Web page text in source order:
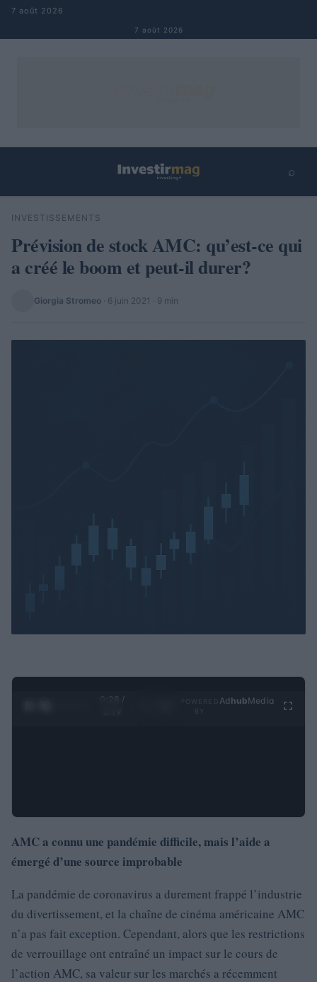
Aller au contenu
7 août 2026
7 août 2026
⌕
Rechercher
INVESTISSEMENTS
Prévision de stock AMC: qu’est-ce qui
a créé le boom et peut-il durer?
Giorgia Stromeo · 6 juin 2021 · 9 min
0:30 /
Ad hubMedia
AMC a connu une pandémie difficile, mais l’aide a
émergé d’une source improbable
La pandémie de coronavirus a durement frappé l’industrie
du divertissement, et la chaîne de cinéma américaine AMC
n’a pas fait exception. Cependant, alors que les restrictions
de verrouillage ont entraîné un impact sur le cours de
l’action AMC, sa valeur sur les marchés a récemment